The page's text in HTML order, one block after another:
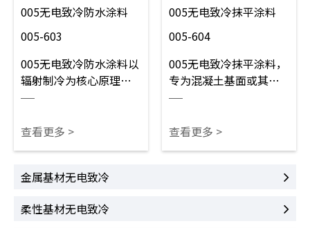
005无电致冷防水涂料
005-603
005无电致冷防水涂料以
辐射制冷为核心原理，
反射太阳辐射热，无需
保。产品将防水、隔
热、防护功能融为一
出色，还拥有出色的耐
长期户外环境考验。适
查看更多 >
005无电致冷抹平涂料
005-604
005无电致冷抹平涂料，
专为混凝土基面或其他
凹凸基面修补找平研
出，厚涂不易开裂，固
化收缩率低，可快速修
查看更多 >
金属基材无电致冷
柔性基材无电致冷